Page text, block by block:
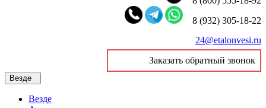
8 (932) 305-18-22
24@etalonvesi.ru
Заказать обратный звонок
Везде
Везде